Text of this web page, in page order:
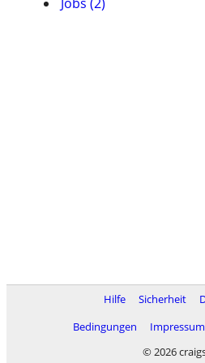
Hilfe Sicherheit
Bedingungen
Impressum
© 2026